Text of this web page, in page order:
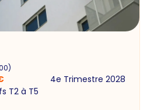
)
4e Trimestre 2028
T2 à T5